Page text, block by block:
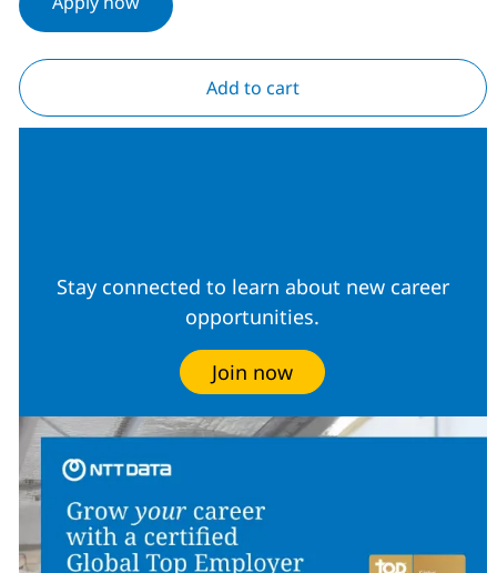
Add to cart
Stay connected to learn about new career
opportunities.
Join now